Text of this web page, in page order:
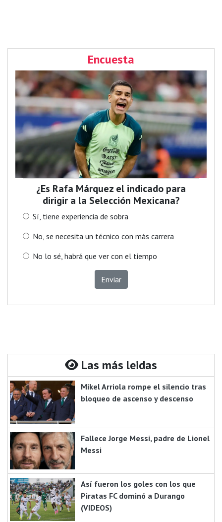
Encuesta
¿Es Rafa Márquez el indicado para
dirigir a la Selección Mexicana?
Sí, tiene experiencia de sobra
No, se necesita un técnico con más carrera
No lo sé, habrá que ver con el tiempo
Enviar
Las más leidas
Mikel Arriola rompe el silencio tras
bloqueo de ascenso y descenso
Fallece Jorge Messi, padre de Lionel
Messi
Así fueron los goles con los que
Piratas FC dominó a Durango
(VIDEOS)